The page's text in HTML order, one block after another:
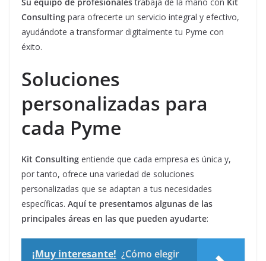
Consulting para ofrecerte un servicio integral y efectivo,
ayudándote a transformar digitalmente tu Pyme con
éxito.
Soluciones
personalizadas para
cada Pyme
Kit Consulting entiende que cada empresa es única y,
por tanto, ofrece una variedad de soluciones
personalizadas que se adaptan a tus necesidades
específicas. Aquí te presentamos algunas de las
principales áreas en las que pueden ayudarte:
¡Muy interesante! ¿Cómo elegir